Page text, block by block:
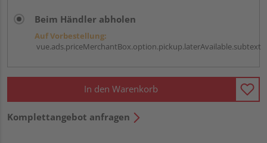
Beim Händler abholen
Auf Vorbestellung:
vue.ads.priceMerchantBox.option.pickup.laterAvailable.subtext
In den Warenkorb
Komplettangebot anfragen